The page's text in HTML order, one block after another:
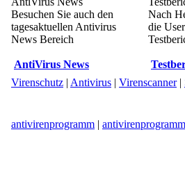
Besuchen Sie auch den
tagesaktuellen Antivirus
News Bereich
AntiVirus News
Nach
die
Virenschutz | Antivirus | Virenscanner|
antivirenprogramm |